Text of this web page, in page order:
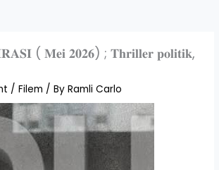
( 𝐌𝐞𝐢 𝟐𝟎𝟐𝟔) ; 𝐓𝐡𝐫𝐢𝐥𝐥𝐞𝐫 𝐩𝐨𝐥𝐢𝐭𝐢𝐤,
/Filem / ByRamli Carlo